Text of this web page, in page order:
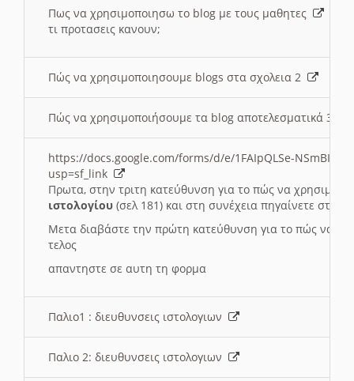
Πως να χρησιμοποιησω το blog με τους μαθητες
τι προτασεις κανουν;
Πώς να χρησιμοποιησουμε blogs στα σχολεια 2
Πώς να χρησιμοποιήσουμε τα blog αποτελεσματικά 3
https://docs.google.com/forms/d/e/1FAIpQLSe-NSmBI-
usp=sf_link
Πρωτα, στην τριτη κατεύθυνση για το πώς να
ιστολογίου (σελ 181) και στη συνέχεια πηγαίνετε στο
Μετα διαβάστε την πρώτη κατεύθυνση για το πώς να
τελος
απαντηστε σε αυτη τη φορμα
Παλιο1 : διευθυνσεις ιστολογιων
Παλιο 2: διευθυνσεις ιστολογιων